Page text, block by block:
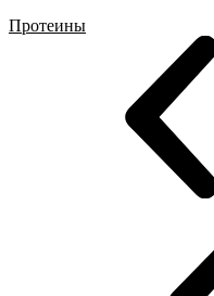
Протеины